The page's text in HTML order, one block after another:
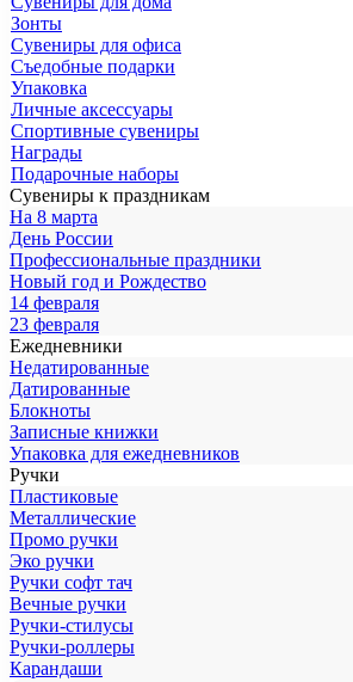
Зонты
Сувениры для офиса
Съедобные подарки
Упаковка
Личные аксессуары
Спортивные сувениры
Награды
Подарочные наборы
Сувениры к праздникам
На 8 марта
День России
Профессиональные праздники
Новый год и Рождество
14 февраля
23 февраля
Ежедневники
Недатированные
Датированные
Блокноты
Записные книжки
Упаковка для ежедневников
Ручки
Пластиковые
Металлические
Промо ручки
Эко ручки
Ручки софт тач
Вечные ручки
Ручки-стилусы
Ручки-роллеры
Карандаши